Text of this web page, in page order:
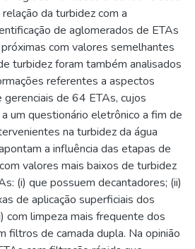
da turbidez com a
de aglomerados de ETAs
com valores semelhantes
turbidez foram também analisados
referentes a aspectos
gerenciais de 64 ETAs, cujos
um questionário eletrônico a fim de
na turbidez da água
a influência das etapas de
valores mais baixos de turbidez
(i) que possuem decantadores; (ii)
de aplicação superficiais dos
com limpeza mais frequente dos
filtros de camada dupla. Na opinião